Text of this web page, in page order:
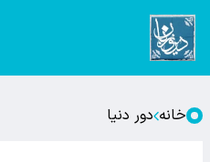
خانه دور دنیا